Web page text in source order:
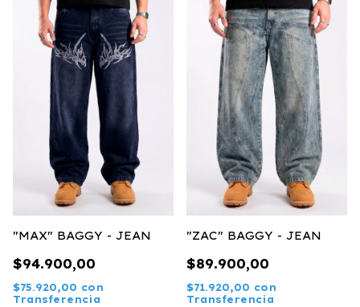
"MAX" BAGGY - JEAN
$94.900,00
$75.920,00 con
Transferencia
"ZAC" BAGGY - JEAN
$89.900,00
$71.920,00 con
Transferencia